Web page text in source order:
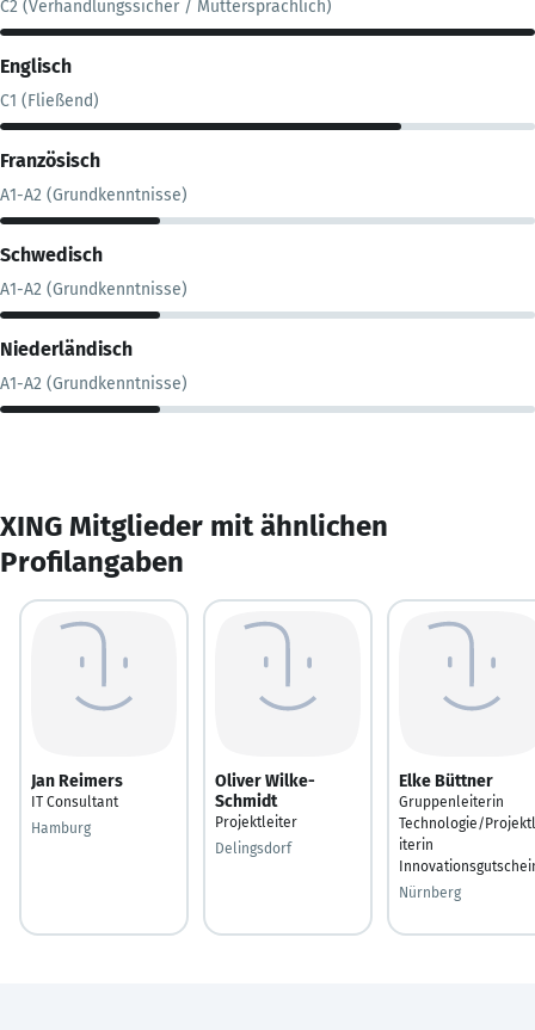
C2 (Verhandlungssicher / Muttersprachlich)
Englisch
C1 (Fließend)
Französisch
A1-A2 (Grundkenntnisse)
Schwedisch
A1-A2 (Grundkenntnisse)
Niederländisch
A1-A2 (Grundkenntnisse)
XING Mitglieder mit ähnlichen
Profilangaben
Jan Reimers
IT Consultant
Hamburg
Oliver Wilke-
Schmidt
Projektleiter
Delingsdorf
Elke Büttner
Gruppenleiterin
Technologie/
iterin
Nürnberg